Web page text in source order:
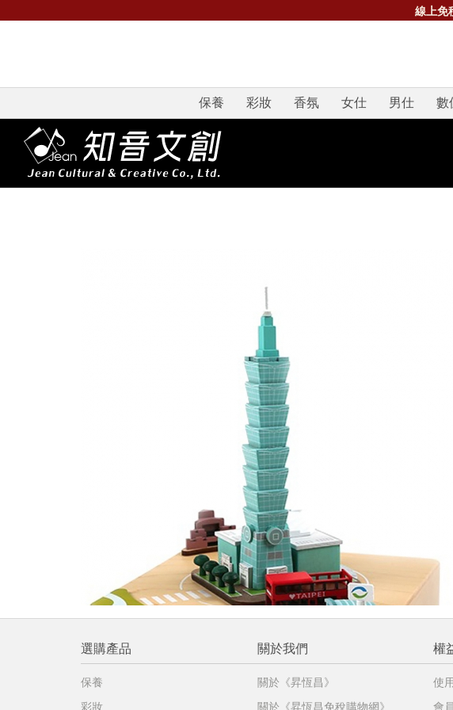
線上免
保養 彩妝 香氛 女仕 男仕 數
提醒您：
免稅品線上預訂服務限
不同機場的下單時間
選購產品
保養
彩妝
關於我們
關於《昇恆昌》
關於《昇恆昌免稅購物網》
權
使
會